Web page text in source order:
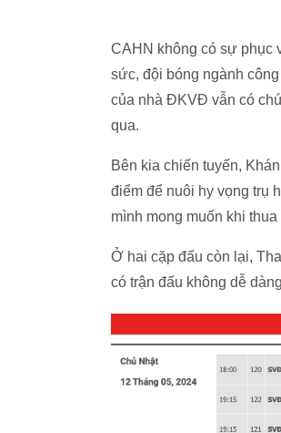
CAHN không có sự phục
sức, đội bóng ngành
của nhà ĐKVĐ vẫn có
qua.
Bên kia chiến tuyến,
điểm để nuôi hy vọng trụ
mình mong muốn khi
Ở hai cặp đấu còn lại,
có trận đấu không dễ